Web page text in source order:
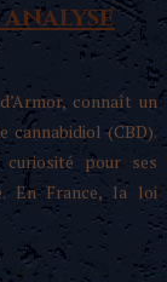
analyse
connaît un
(CBD).
pour ses
En France, la loi